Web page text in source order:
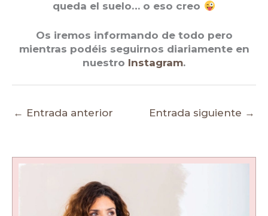
queda el suelo… o eso creo
Os iremos informando de todo pero
mientras podéis seguirnos diariamente en
nuestro Instagram.
← Entrada anterior Entrada siguiente →